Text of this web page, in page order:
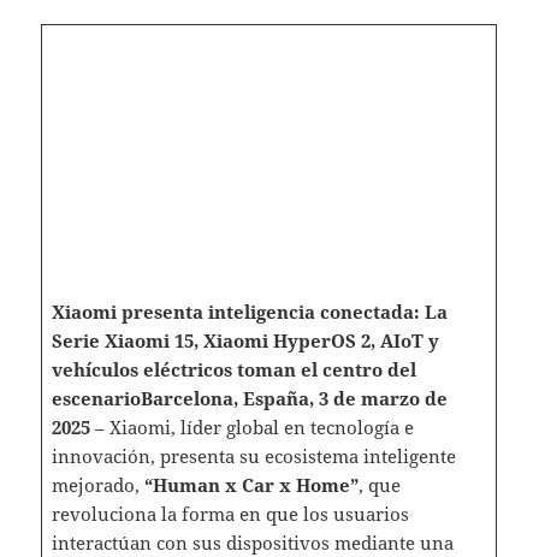
Xiaomi presenta inteligencia conectada: La
Serie Xiaomi 15, Xiaomi HyperOS 2, AIoT y
vehículos eléctricos toman el centro del
escenarioBarcelona, España, 3 de marzo de
2025– Xiaomi, líder global en tecnología e
innovación, presenta su ecosistema inteligente
mejorado, “Human x Car x Home”, que
revoluciona la forma en que los usuarios
interactúan con sus dispositivos mediante una